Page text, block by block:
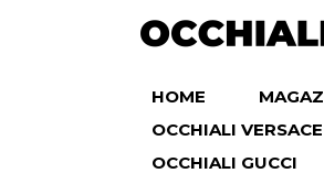
HOME
OCCHIALI VERSACE
OCCHIALI GUCCI